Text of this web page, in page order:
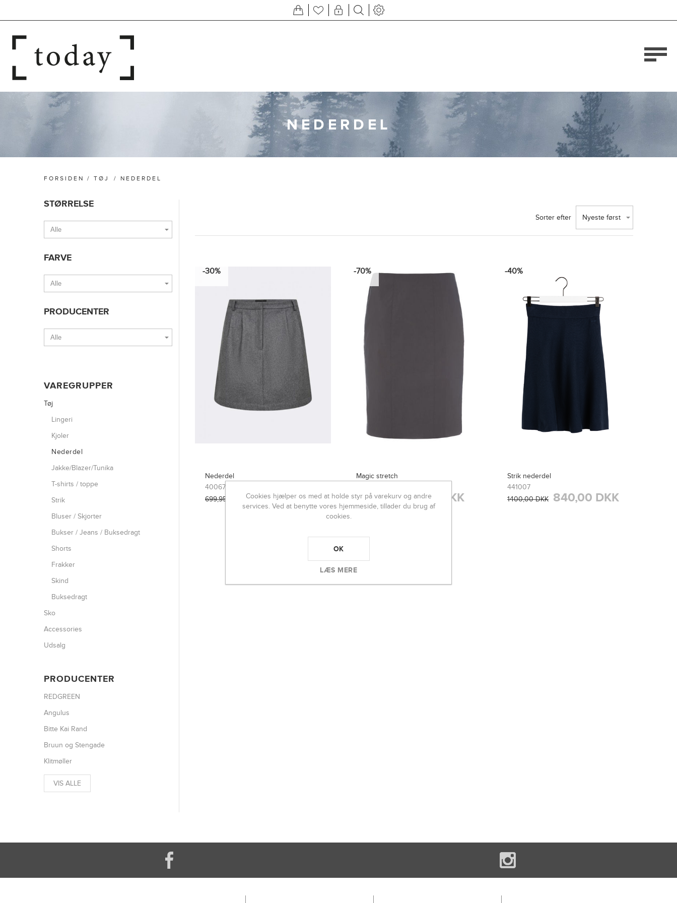
NEDERDEL
FORSIDEN / TØJ / NEDERDEL
Sorter efter Nyeste først
SMUGKIG
-30%
Nederdel
400679
699,95 DKK
490,00 DKK
-70%
Magic stretch
999,00 DKK 300,00 DKK
-40%
Strik nederdel
441007
1400,00 DKK 840,00 DKK
STØRRELSE
FARVE
PRODUCENTER
VAREGRUPPER
Tøj
Lingeri
Kjoler
Nederdel
Jakke/Blazer/Tunika
T-shirts / toppe
Strik
Bluser / Skjorter
Bukser / Jeans / Buksedragt
Shorts
Frakker
Skind
Buksedragt
Sko
Accessories
Udsalg
PRODUCENTER
REDGREEN
Angulus
Bitte Kai Rand
Bruun og Stengade
Klitmøller
VIS ALLE
Cookies hjælper os med at holde styr på varekurv og andre
services. Ved at benytte vores hjemmeside, tillader du brug af
cookies.
OK
LÆS MERE